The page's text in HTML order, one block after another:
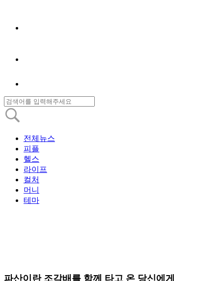
전체뉴스
피플
헬스
라이프
컬처
머니
테마
파산이란 조각배를 함께 타고 온 당신에게